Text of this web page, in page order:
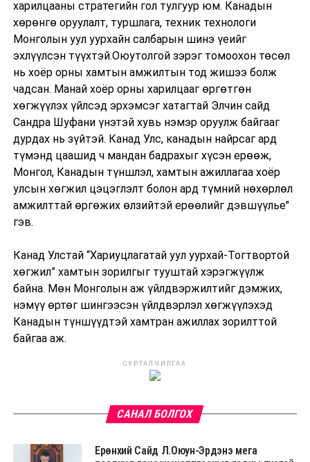
харилцааны стратегийн гол тулгуур юм. Канадын
хөрөнгө оруулалт, туршлага, техник технологи
Монголын уул уурхайн салбарын шинэ үеийг
эхлүүлсэн түүхтэй.Оюутолгой зэрэг томоохон төсөл
нь хоёр орны хамтын амжилтын тод жишээ болж
чадсан. Манай хоёр орны харилцааг өргөтгөн
хөгжүүлэх үйлсэд эрхэмсэг хатагтай Элчин сайд
Сандра Шуфани үнэтэй хувь нэмэр оруулж байгааг
дурдах нь зүйтэй. Канад Улс, канадын найрсаг ард
түмэнд цаашид ч мандан бадрахыг хүсэн ерөөж,
Монгол, Канадын түншлэл, хамтын ажиллагаа хоёр
улсын хөгжил цэцэглэлт болон ард түмний нөхөрлөл
амжилттай өргөжих өлзийтэй ерөөлийг дэвшүүлье"
гэв.
Канад Улстай “Хариуцлагатай уул уурхай-Тогтвортой
хөгжил” хамтын зорилгыг тууштай хэрэгжүүлж
байна. Мөн Монголын аж үйлдвэржилтийг дэмжих,
нэмүү өртөг шингээсэн үйлдвэрлэл хөгжүүлэхэд
Канадын түншүүдтэй хамтран ажиллах зорилттой
байгаа аж.
СУРТАЛЧИЛГАА
САНАЛ БОЛГОХ
Ерөнхий Сайд Л.Оюун-Эрдэнэ мега